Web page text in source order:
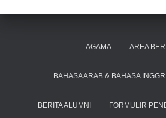
AGAMA AREA
BAHASA ARAB & BAHASA
BERITA ALUMNI FORMULIR